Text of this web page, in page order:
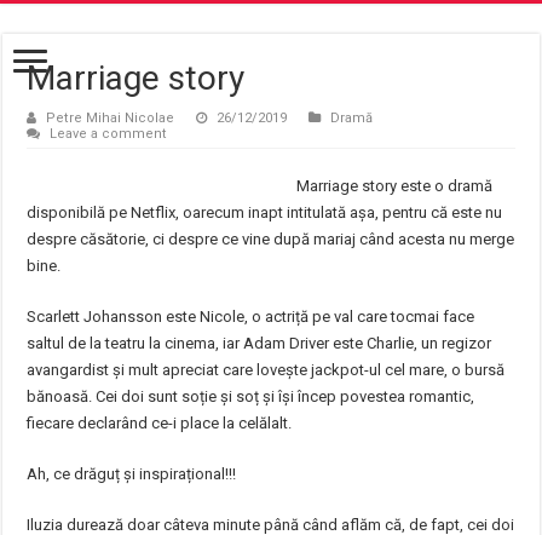
Marriage story
Petre Mihai Nicolae 26/12/2019
Dramă
Leave a comment
Marriage story este o dramă
disponibilă pe Netflix, oarecum inapt intitulată așa, pentru că este nu
despre căsătorie, ci despre ce vine după mariaj când acesta nu merge
bine.
Scarlett Johansson este Nicole, o actriță pe val care tocmai face
saltul de la teatru la cinema, iar Adam Driver este Charlie, un regizor
avangardist și mult apreciat care lovește jackpot-ul cel mare, o bursă
bănoasă. Cei doi sunt soție și soț și își încep povestea romantic,
fiecare declarând ce-i place la celălalt.
Ah, ce drăguț și inspirațional!!!
Iluzia durează doar câteva minute până când aflăm că, de fapt, cei doi